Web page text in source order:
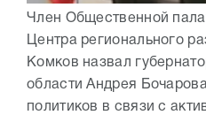
Член Общественной
Центра регионального
Комков назвал
области Андрея
политиков в связи с